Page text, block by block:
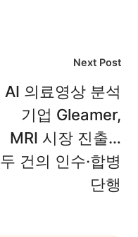
Next Post
AI 의료영상 분석
기업 Gleamer,
MRI 시장 진출…
두 건의 인수·합병
단행